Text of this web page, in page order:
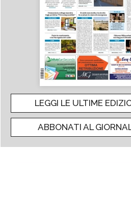
LEGGI LE ULTIME
ABBONATI AL